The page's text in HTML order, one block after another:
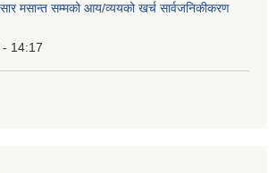
मसान्त सम्मको आय/व्ययको खर्च सार्वजनिकीकरण
14:17